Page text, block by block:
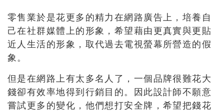
零售業於是花更多的精力在網路廣告上，培養自
己在社群媒體上的形象，希望藉由更真實與更貼
近人生活的形象，取代過去電視螢幕所營造的假
象。
但是在網路上有太多名人了，一個品牌很難花大
錢卻有效率地得到行銷目的。因此設計師不願意
嘗試更多的變化，他們想打安全牌，希望把錢花